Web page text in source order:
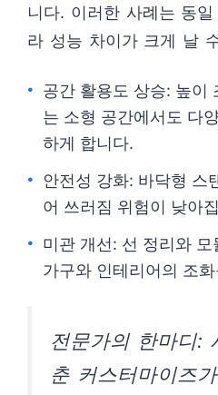
니다. 이러한 사례는 동
라 성능 차이가 크게 날
공간 활용도 상승: 높이
는 소형 공간에서도 다
하게 합니다.
안전성 강화: 바닥형 스
어 쓰러짐 위험이 낮아
미관 개선: 선 정리와
가구와 인테리어의 조
전문가의 한마디:
춘 커스터마이즈